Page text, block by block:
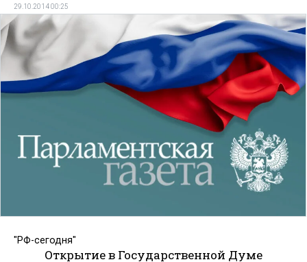
29.10.2014 00:25
"РФ-сегодня"
Открытие в Государственной Думе